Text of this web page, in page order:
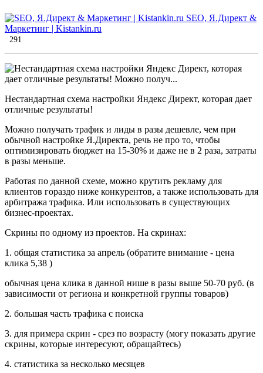
SEO, Я.Директ &
Маркетинг | Kistankin.ru
291
Нестандартная схема настройки Яндекс Директ, которая дает
отличные результаты!
Можно получать трафик и лиды в разы дешевле, чем при
обычной настройке Я.Директа, речь не про то, чтобы
оптимизировать бюджет на 15-30% и даже не в 2 раза, затраты
в разы меньше.
Работая по данной схеме, можно крутить рекламу для
клиентов гораздо ниже конкурентов, а также использовать для
арбитража трафика. Или использовать в существующих
бизнес-проектах.
Скрины по одному из проектов. На скринах:
1. общая статистика за апрель (обратите внимание - цена
клика 5,38 )
обычная цена клика в данной нише в разы выше 50-70 руб. (в
зависимости от региона и конкретной группы товаров)
2. большая часть трафика с поиска
3. для примера скрин - срез по возрасту (могу показать другие
скрины, которые интересуют, обращайтесь)
4. статистика за несколько месяцев